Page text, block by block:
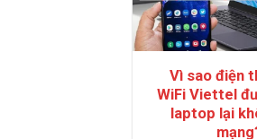
Vì sao điện
WiFi Viettel
laptop lại